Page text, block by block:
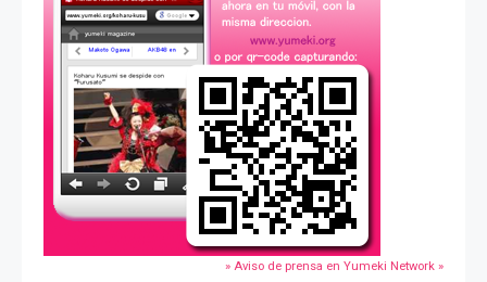
» Aviso de prensa en Yumeki Network »